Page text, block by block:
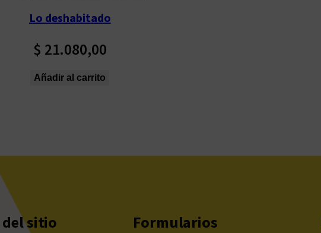
Lo deshabitado
$ 21.080,00
Añadir al carrito
del sitio Formularios